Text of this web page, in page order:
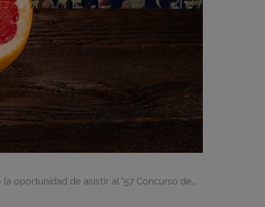
oportunidad de asistir al “57 Concurso de...